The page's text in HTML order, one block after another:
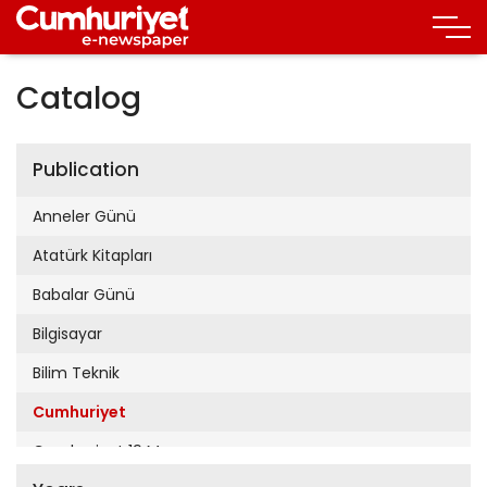
Catalog
Publication
Anneler Günü
Atatürk Kitapları
Babalar Günü
Bilgisayar
Bilim Teknik
Cumhuriyet
Cumhuriyet 19 Mayıs